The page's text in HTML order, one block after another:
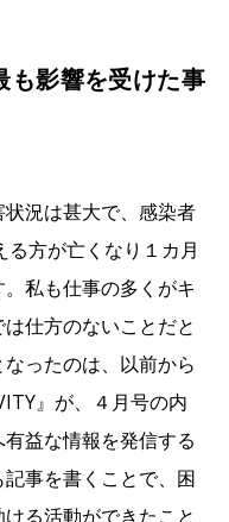
も影響を受けた事
況は甚大で、感染者
方が亡くなり１カ月
私も仕事の多くがキ
仕方のないことだと
ったのは、以前から
』が、４月号の内
益な情報を発信する
事を書くことで、困
る活動ができたこと